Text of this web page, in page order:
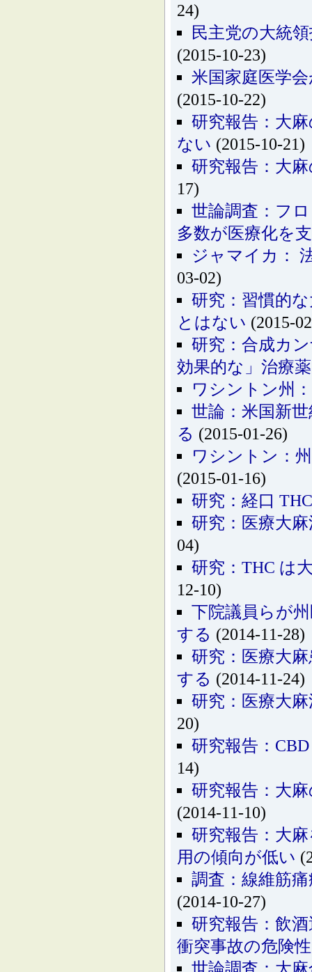
24)
民主党の大統
(2015-10-23)
米国家庭医学
(2015-10-22)
研究報告：大
ない (2015-10-21)
研究報告：大
17)
世論調査：フ
多数が医療化を
ジャマイカ：
03-02)
研究：習慣的
とはない (2015-
研究：合成カ
効果的な」治療
ワシントン州
世論：米国新
る (2015-01-26)
ワシントン：
(2015-01-16)
研究：経口
研究：医療大
04)
研究：THC は
12-10)
下院議員らが
する (2014-11-28)
研究：医療大
する (2014-11-24)
研究：医療大
20)
研究報告：
14)
研究報告：大
(2014-11-10)
研究報告：大
用の傾向が低い
調査：線維筋
(2014-10-27)
研究報告：飲
衝突事故の危険